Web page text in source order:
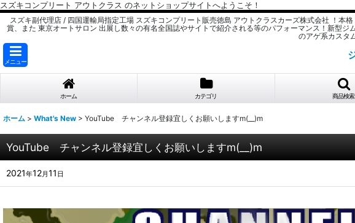
スズキコンプリート アウトクラス のネットショップサイトへようこそ！
スズキ副代理店 / 四国運輸局指定工場 スズキコンプリート販売徳島 アウトクラスカーズ株式会社 ！
賞、また 東京オートサロン 出展し数々の有名全国誌やサイトで紹介される等のパフォーマンス！新
のアゲ系カスタ
メニュー
ホーム カテゴリ 商品検索
ホーム > What's New > YouTube チャンネル登録宜しくお願いしますm(__)m
YouTube チャンネル登録宜しくお願いしますm(__)m
2021年12月11 日